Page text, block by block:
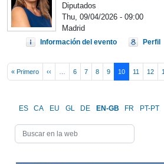
Diputados
Thu, 09/04/2026 - 09:00
Madrid
Información del evento Perfil
Pagination
« PrimeroFirst page
‹‹ Previous page
6 7 8 9 10 11 12
ES CA EU GL DE EN-GB FR PT-PT